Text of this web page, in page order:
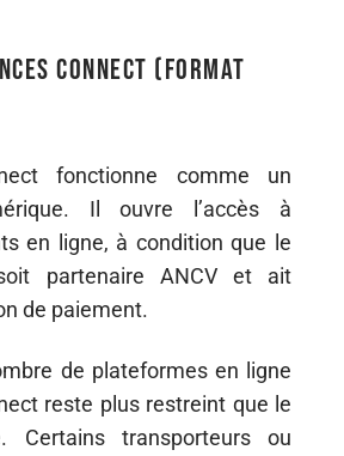
Connect (format
fonctionne comme un
Il ouvre l’accès à
en ligne, à condition que le
partenaire ANCV et ait
de paiement.
de plateformes en ligne
reste plus restreint que le
Certains transporteurs ou